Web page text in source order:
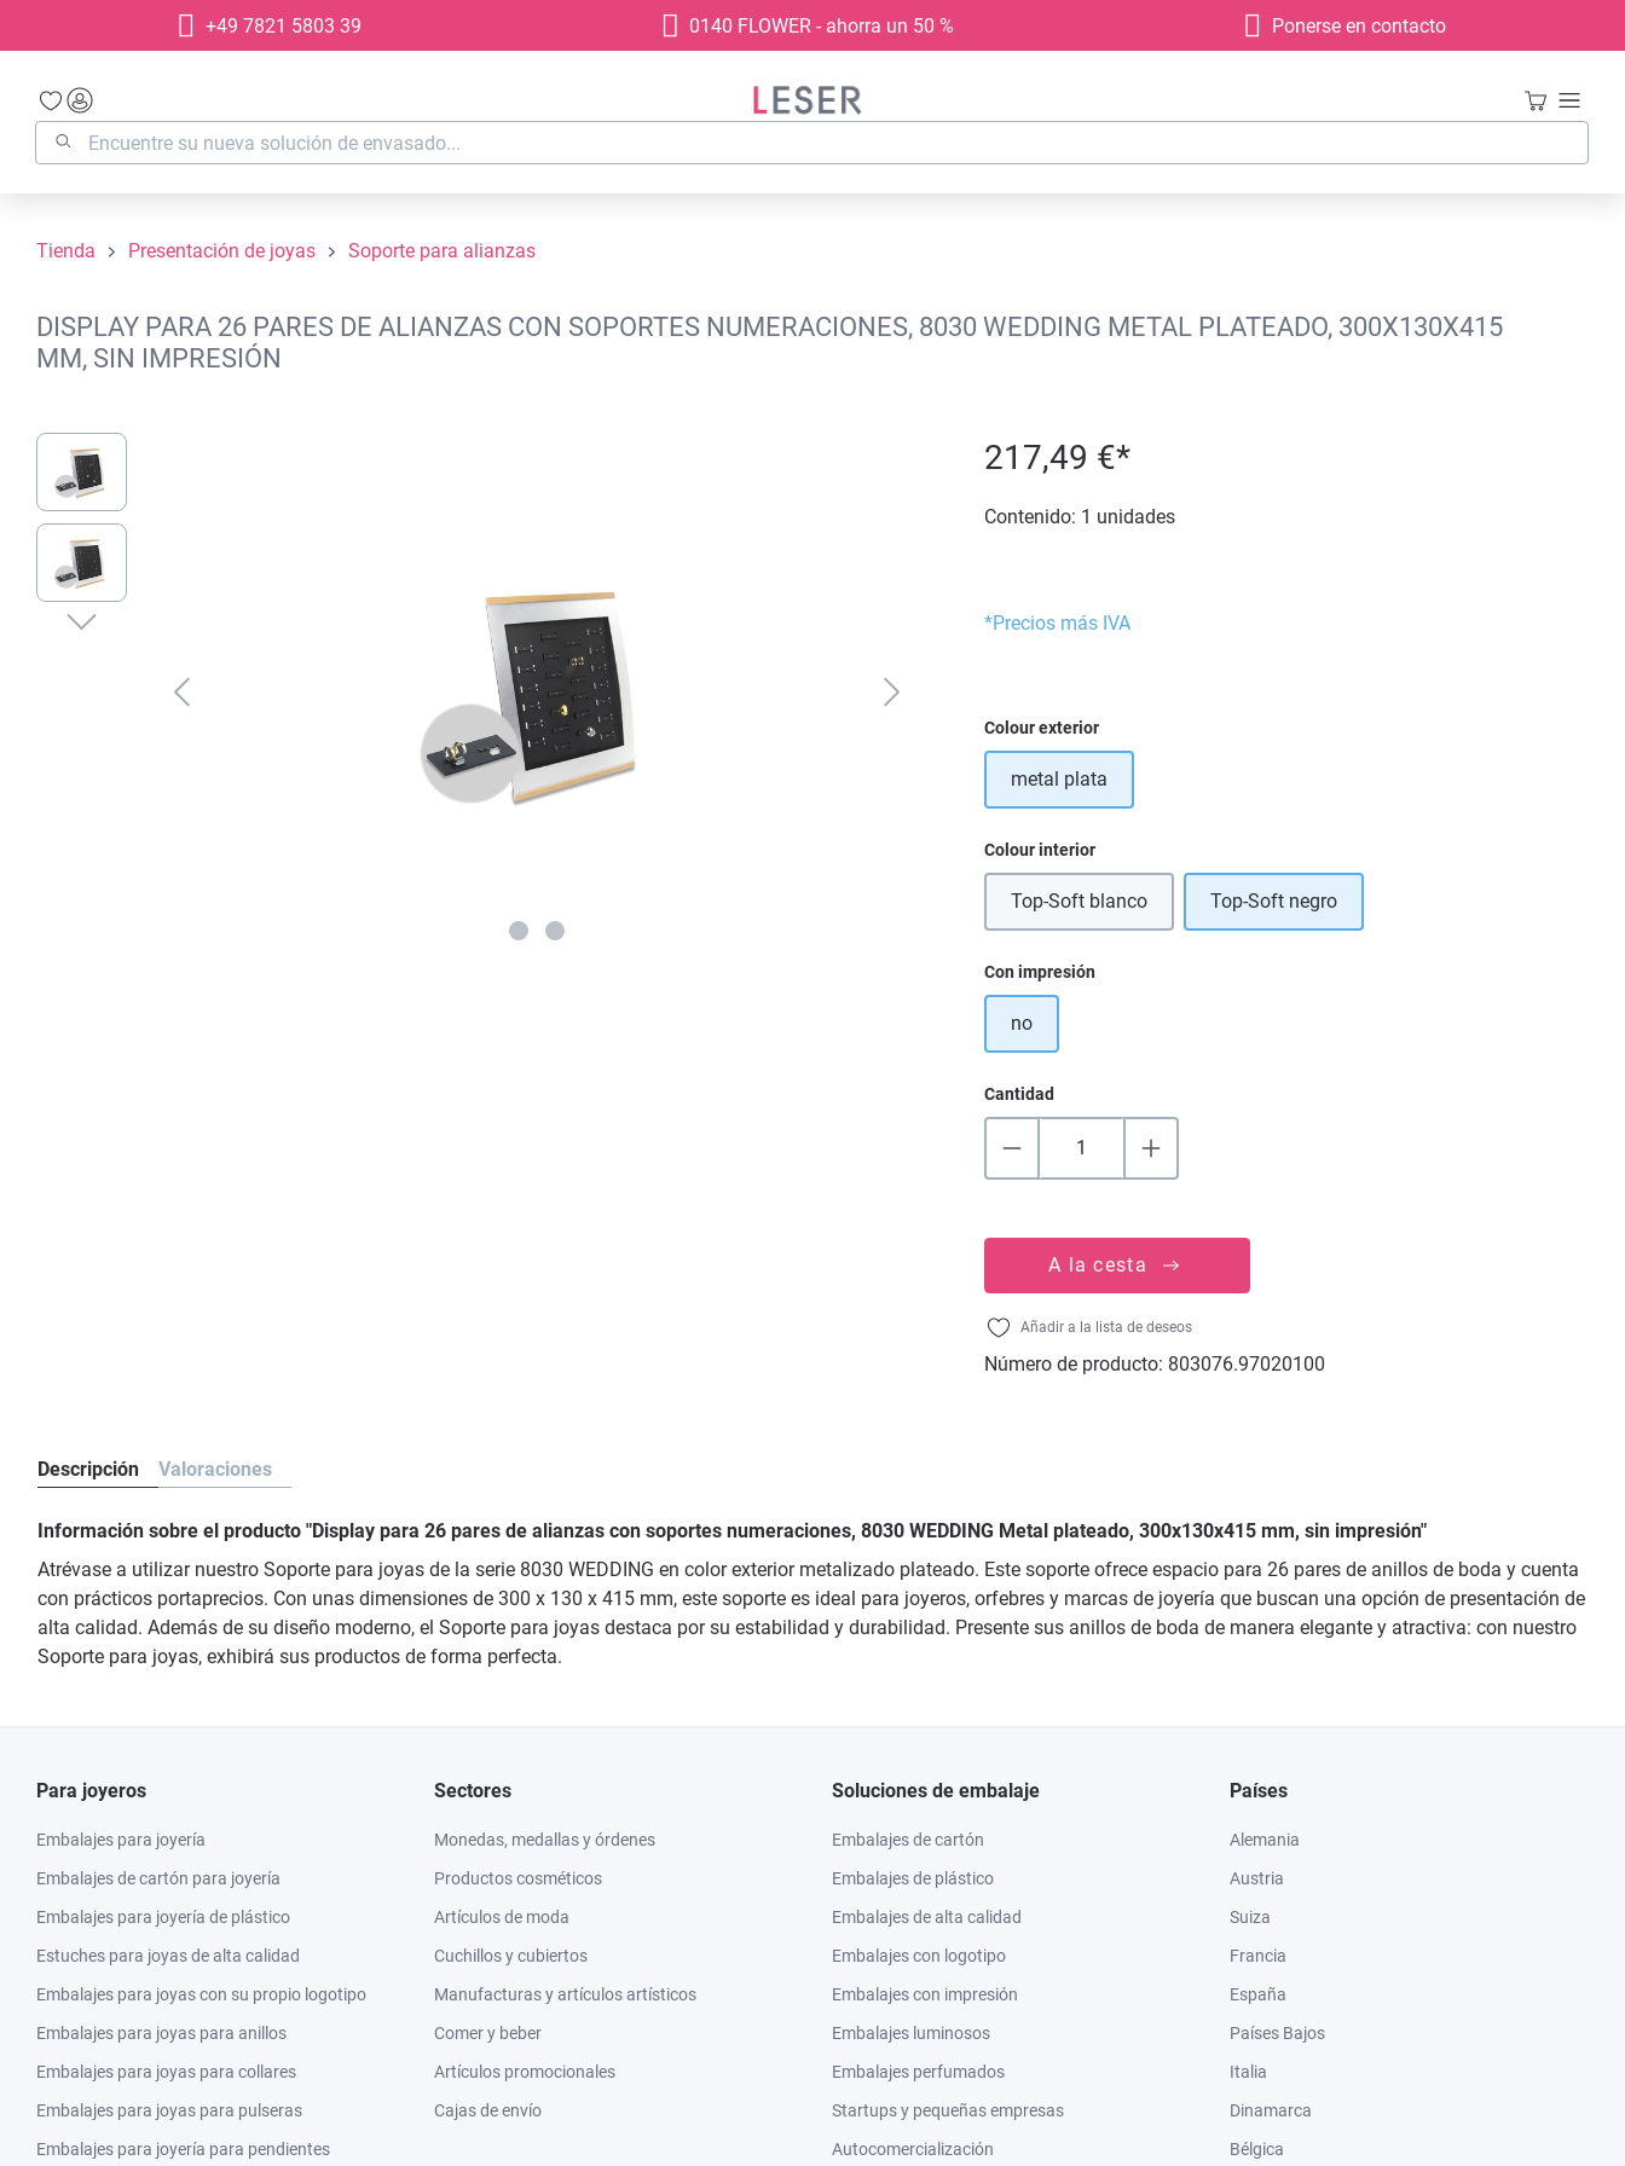
Saltar a la navegación principal
+49 7821 5803 39 0140 FLOWER - ahorra un 50 % Ponerse en contacto
Tienda Presentación de joyas Soporte para alianzas
DISPLAY PARA 26 PARES DE ALIANZAS CON SOPORTES NUMERACIONES, 8030 WEDDING METAL PLATEADO, 300X130X415
MM, SIN IMPRESIÓN
Omitir galería de imágenes 217,49 €*
Contenido: 1 unidades
*Precios más IVA
Seleccione
Colour exterior
metal plata
Seleccione
Colour interior
Top-Soft blanco Top-Soft negro
Seleccione
Con impresión
no
Cantidad
A la cesta
Añadir a la lista de deseos
Número de producto: 803076.97020100
Descripción Valoraciones
Información sobre el producto "Display para 26 pares de alianzas con soportes numeraciones, 8030 WEDDING Metal plateado, 300x130x415 mm, sin impresión"
Atrévase a utilizar nuestro Soporte para joyas de la serie 8030 WEDDING en color exterior metalizado plateado. Este soporte ofrece espacio para 26 pares de anillos de boda y cuenta
con prácticos portaprecios. Con unas dimensiones de 300 x 130 x 415 mm, este soporte es ideal para joyeros, orfebres y marcas de joyería que buscan una opción de presentación de
alta calidad. Además de su diseño moderno, el Soporte para joyas destaca por su estabilidad y durabilidad. Presente sus anillos de boda de manera elegante y atractiva: con nuestro
Soporte para joyas, exhibirá sus productos de forma perfecta.
Para joyeros
Embalajes para joyería
Embalajes de cartón para joyería
Embalajes para joyería de plástico
Estuches para joyas de alta calidad
Embalajes para joyas con su propio logotipo
Embalajes para joyas para anillos
Embalajes para joyas para collares
Embalajes para joyas para pulseras
Embalajes para joyería para pendientes
Sectores
Monedas, medallas y órdenes
Productos cosméticos
Artículos de moda
Cuchillos y cubiertos
Manufacturas y artículos artísticos
Comer y beber
Artículos promocionales
Cajas de envío
Soluciones de embalaje
Embalajes de cartón
Embalajes de plástico
Embalajes de alta calidad
Embalajes con logotipo
Embalajes con impresión
Embalajes luminosos
Embalajes perfumados
Startups y pequeñas empresas
Autocomercialización
Países
Alemania
Austria
Suiza
Francia
España
Países Bajos
Italia
Dinamarca
Bélgica